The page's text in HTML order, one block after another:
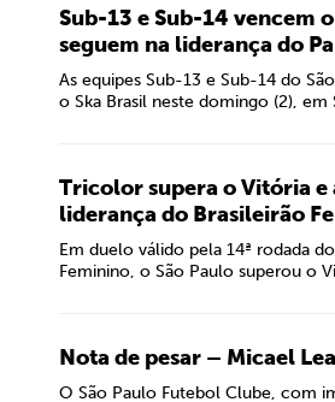
Sub-13 e Sub-14 vencem
seguem na liderança do
As equipes Sub-13 e Sub-14 do
o Ska Brasil neste domingo (2), em
Tricolor supera o Vitória e
liderança do Brasileirão
Em duelo válido pela 14ª rodada
Feminino, o São Paulo superou o
Nota de pesar – Micael
O São Paulo Futebol Clube, com